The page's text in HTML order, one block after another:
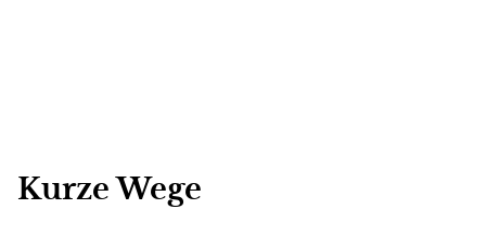
Kurze Wege